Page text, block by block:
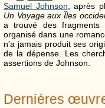
Samuel Johnson , après
Un Voyage aux Îles
a trouvé des fragments
organisé dans une
n'a jamais produit ses
de la dépense. Les
assertions de Johnson.
Dernières